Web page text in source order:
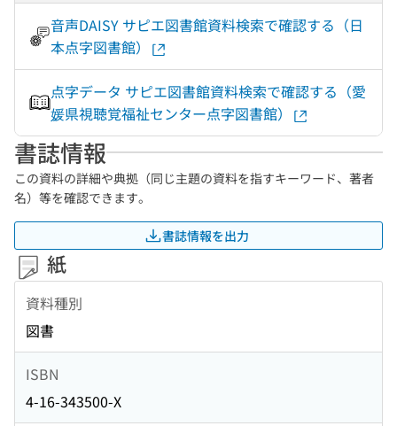
音声DAISY サピエ図書館資料検索で確認する（日
本点字図書館）
点字データ サピエ図書館資料検索で確認する（愛
媛県視聴覚福祉センター点字図書館）
書誌情報
この資料の詳細や典拠（同じ主題の資料を指すキーワード、著者
名）等を確認できます。
書誌情報を出力
紙
資料種別
図書
ISBN
4-16-343500-X